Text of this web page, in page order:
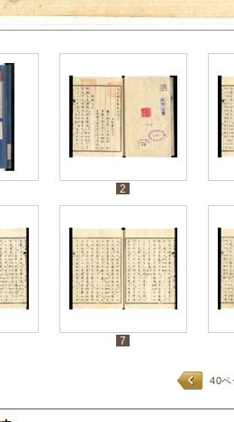
2
7
40ペ